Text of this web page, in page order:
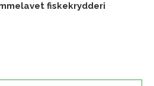
fiskekrydderi